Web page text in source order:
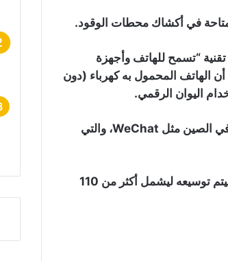
متاحة في أكشاك محطات الوقود.
“تسمح للهاتف وأجهزة
أن الهاتف المحمول به كهرباء (دون
اليوان الرقمي.
هذا يختلف عن النظام الحالي الذي تستخدمه تطبيقات الدفع الرقمية الأخرى في الصين مثل WeChat، والتي
قالت شركة “Guangdong Petroleum” إن تطبيق الدفع باليوان الرقمي سيتم توسيعه ليشمل أكثر من 110
في مجلس الشيوخ الأسترالي يدعو
تنظيم العملات المستقرة وعملة اليوان
الصين توزع ما قيمته 2.3 مليون دولار من